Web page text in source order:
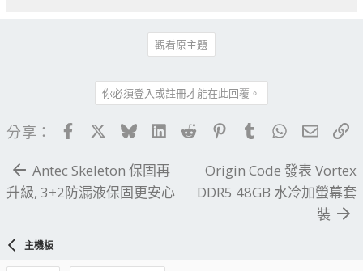
觀看原主題
你必須登入或註冊才能在此回覆。
分享： FacebookBlueskyLinkedIn
Reddit PinterestTumblrWhatsApp
電子
Antec Skeleton 保固再
升級, 3+2防漏液保固更安心
Origin Code 發表 Vortex
DDR5 48GB 水冷加螢幕套
裝
主機板